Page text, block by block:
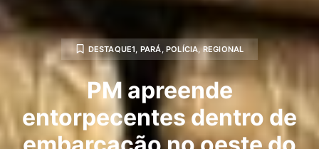
DESTAQUE1 PARÁ POLÍCIA,REGIONAL
PM apreende
entorpecentes dentro de